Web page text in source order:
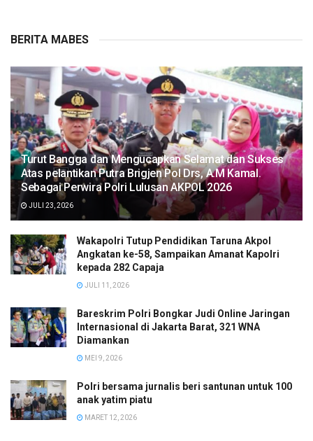
BERITA MABES
Turut Bangga dan Mengucapkan Selamat dan Sukses
Atas pelantikan Putra Brigjen Pol Drs, A.M Kamal.
Sebagai Perwira Polri Lulusan AKPOL 2026
JULI 23, 2026
Wakapolri Tutup Pendidikan Taruna Akpol
Angkatan ke-58, Sampaikan Amanat Kapolri
kepada 282 Capaja
JULI 11, 2026
Bareskrim Polri Bongkar Judi Online Jaringan
Internasional di Jakarta Barat, 321 WNA
Diamankan
MEI 9, 2026
Polri bersama jurnalis beri santunan untuk 100
anak yatim piatu
MARET 12, 2026